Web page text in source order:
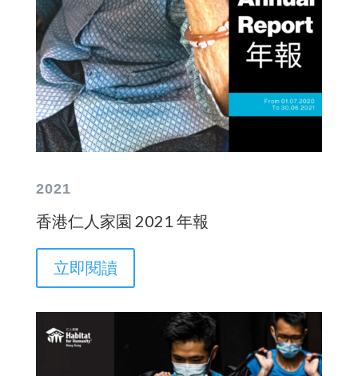
2021
香港仁人家園 2021 年報
立即閱讀